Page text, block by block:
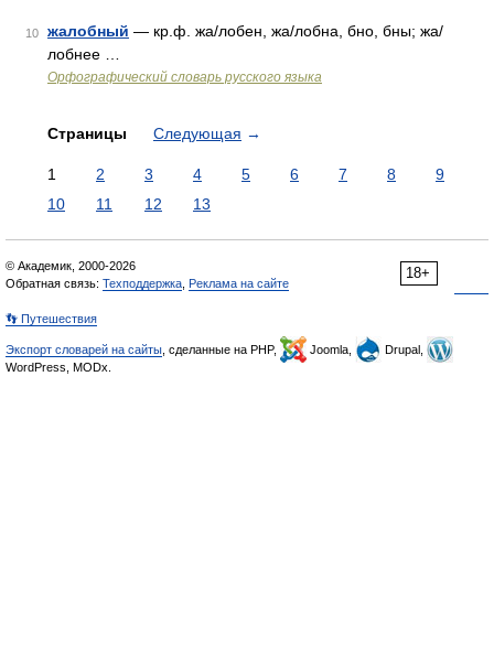
10 жалобный — кр.ф. жа/лобен, жа/лобна, бно, бны; жа/
лобнее …
Орфографический словарь русского языка
Страницы Следующая →
1 2 3 4 5 6 7 8
9
10
11 12 13
18+
© Академик, 2000-2026
Обратная связь: Техподдержка Реклама на сайте
👣 Путешествия
Экспорт словарей на сайты , сделанные на PHP, Joomla,
Drupal,
WordPress, MODx.